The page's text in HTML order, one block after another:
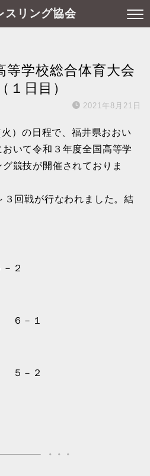
スリング協会
等学校総合体育大会
１日目）
2021年8月21日
）の日程で、福井県おおい
いて令和３年度全国高等学
競技が開催されておりま
３回戦が行なわれました。結
２
６－１
５－２